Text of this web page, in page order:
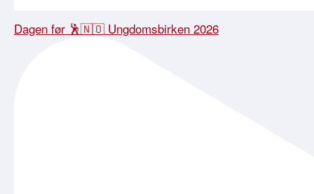
Dagen før 🕺🇳🇴 Ungdomsbirken 2026